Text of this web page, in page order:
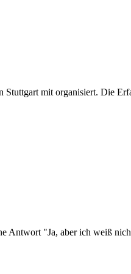
Stuttgart mit organisiert. Die
Antwort "Ja, aber ich weiß